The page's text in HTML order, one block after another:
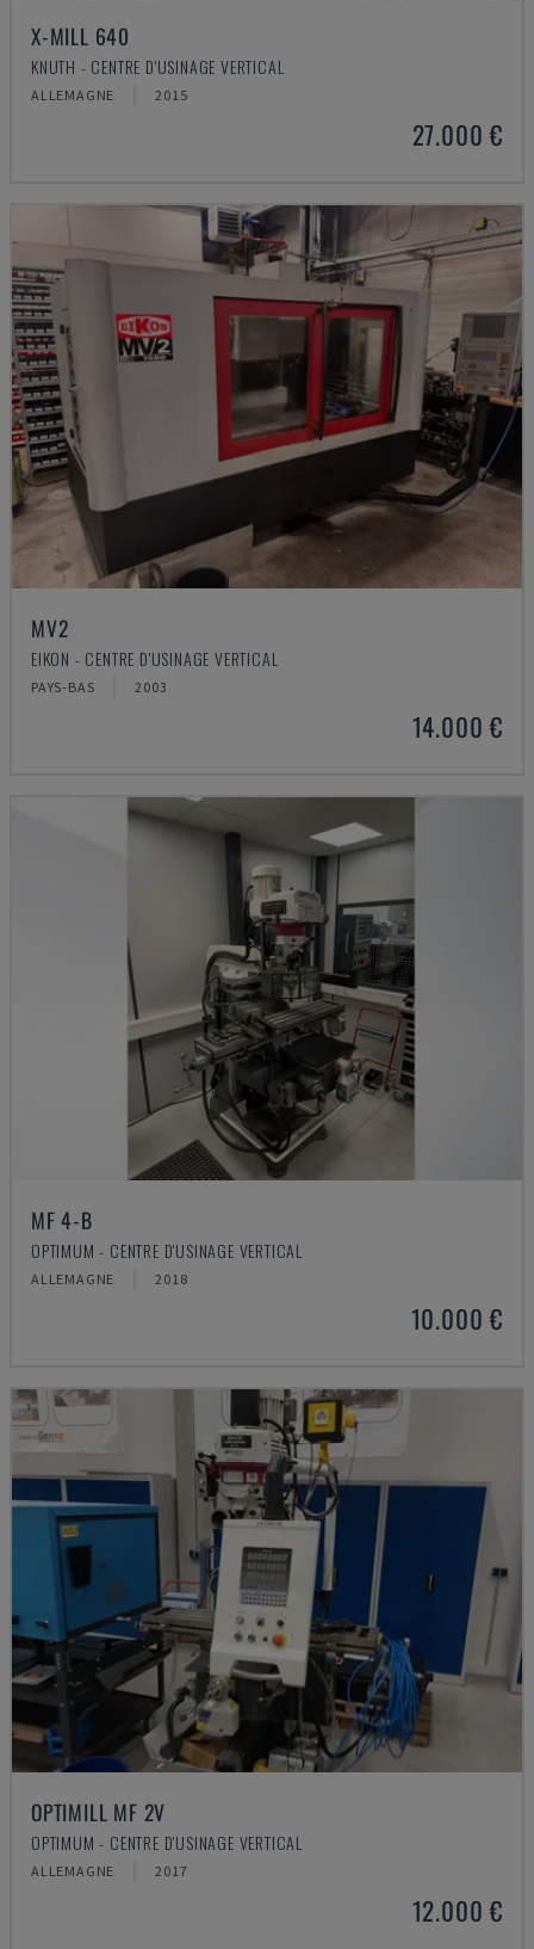
X-MILL 640
KNUTH - CENTRE D'USINAGE VERTICAL
ALLEMAGNE 2015
27.000 €
MV2
EIKON - CENTRE D'USINAGE VERTICAL
PAYS-BAS 2003
14.000 €
MF 4-B
OPTIMUM - CENTRE D'USINAGE VERTICAL
ALLEMAGNE 2018
10.000 €
OPTIMILL MF 2V
OPTIMUM - CENTRE D'USINAGE VERTICAL
ALLEMAGNE 2017
12.000 €